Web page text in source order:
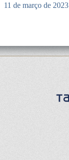
11 de março de 2023